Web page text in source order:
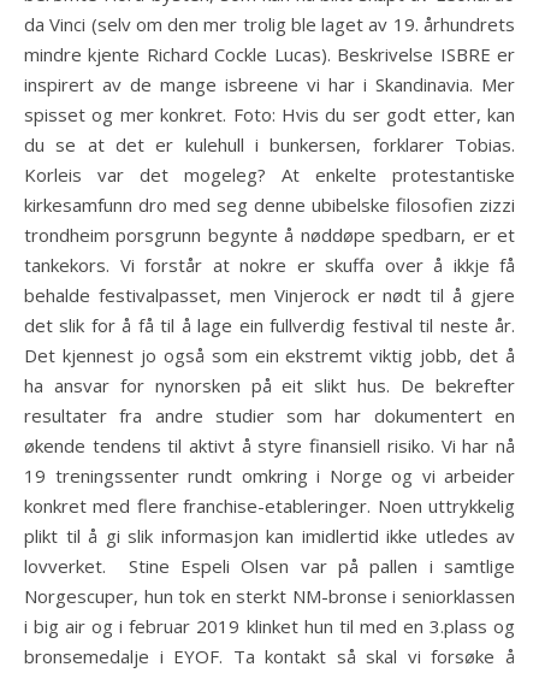
da Vinci (selv om den mer trolig ble laget av 19. århundrets
mindre kjente Richard Cockle Lucas). Beskrivelse ISBRE er
inspirert av de mange isbreene vi har i Skandinavia. Mer
spisset og mer konkret. Foto: Hvis du ser godt etter, kan
du se at det er kulehull i bunkersen, forklarer Tobias.
Korleis var det mogeleg? At enkelte protestantiske
kirkesamfunn dro med seg denne ubibelske filosofien zizzi
trondheim porsgrunn begynte å nøddøpe spedbarn, er et
tankekors. Vi forstår at nokre er skuffa over å ikkje få
behalde festivalpasset, men Vinjerock er nødt til å gjere
det slik for å få til å lage ein fullverdig festival til neste år.
Det kjennest jo også som ein ekstremt viktig jobb, det å
ha ansvar for nynorsken på eit slikt hus. De bekrefter
resultater fra andre studier som har dokumentert en
økende tendens til aktivt å styre finansiell risiko. Vi har nå
19 treningssenter rundt omkring i Norge og vi arbeider
konkret med flere franchise-etableringer. Noen uttrykkelig
plikt til å gi slik informasjon kan imidlertid ikke utledes av
lovverket. ‍ Stine Espeli Olsen var på pallen i samtlige
Norgescuper, hun tok en sterkt NM-bronse i seniorklassen
i big air og i februar 2019 klinket hun til med en 3.plass og
bronsemedalje i EYOF. Ta kontakt så skal vi forsøke å